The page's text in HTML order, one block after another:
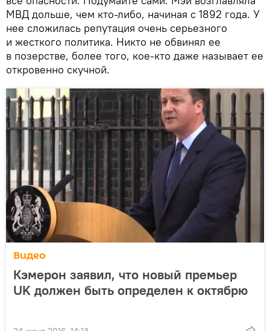
МВД дольше, чем кто-либо, начиная с 1892 года. У
нее сложилась репутация очень серьезного
и жесткого политика. Никто не обвинял ее
в позерстве, более того, кое-кто даже называет ее
откровенно скучной.
Видео
Кэмерон заявил, что новый премьер
UK должен быть определен к октябрю